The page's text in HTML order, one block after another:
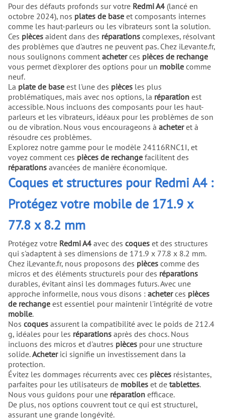
Pour des défauts profonds sur votre Redmi A4 (lancé en
octobre 2024), nos plates de base et composants internes
comme les haut-parleurs ou les vibrateurs sont la solution.
Ces pièces aident dans des réparations complexes, résolvant
des problèmes que d'autres ne peuvent pas. Chez iLevante.fr,
nous soulignons comment acheterces pièces de rechange
vous permet d'explorer des options pour un mobile comme
neuf.
La plate de base est l'une des pièces les plus
problématiques, mais avec nos options, la réparation est
accessible. Nous incluons des composants pour les haut-
parleurs et les vibrateurs, idéaux pour les problèmes de son
ou de vibration. Nous vous encourageons à acheteret à
résoudre ces problèmes.
Explorez notre gamme pour le modèle 24116RNC1I, et
voyez comment ces pièces de rechange facilitent des
réparations avancées de manière économique.
Coques et structures pour Redmi A4 :
Protégez votre mobile de 171.9 x
77.8 x 8.2 mm
Protégez votre Redmi A4 avec des coques et des structures
qui s'adaptent à ses dimensions de 171.9 x 77.8 x 8.2 mm.
Chez iLevante.fr, nous proposons des pièces comme des
micros et des éléments structurels pour des réparations
durables, évitant ainsi les dommages futurs. Avec une
approche informelle, nous vous disons : acheterces pièces
de rechange est essentiel pour maintenir l'intégrité de votre
mobile.
Nos coques assurent la compatibilité avec le poids de 212.4
g, idéales pour les réparations après des chocs. Nous
incluons des micros et d'autres pièces pour une structure
solide.Acheterici signifie un investissement dans la
protection.
Évitez les dommages récurrents avec ces pièces résistantes,
parfaites pour les utilisateurs de mobiles et de tablettes.
Nous vous guidons pour une réparation efficace.
De plus, nos options couvrent tout ce qui est structurel,
assurant une grande longévité.